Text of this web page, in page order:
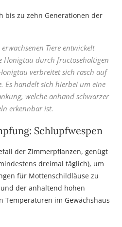
bis zu zehn Generationen der
Tiere entwickelt
Honigtau durch fructosehaltigen
verbreitet sich rasch auf
Es handelt sich hierbei um eine
welche anhand schwarzer
erkennbar ist.
Schlupfwespen
der Zimmerpflanzen, genügt
dreimal täglich), um
für Mottenschildläuse zu
der anhaltend hohen
Temperaturen im Gewächshaus